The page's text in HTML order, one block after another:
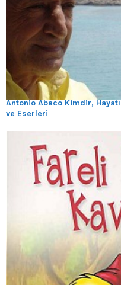
Antonio Abaco Kimdir, Hayatı
ve Eserleri